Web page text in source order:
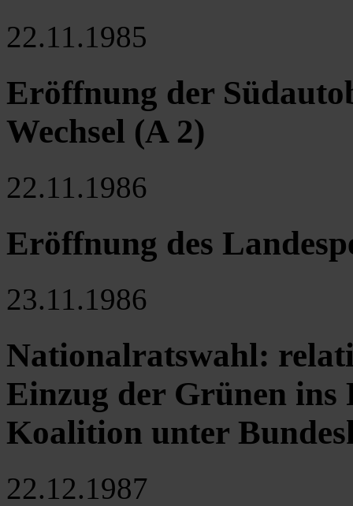
22.11.1985
Eröffnung der
Wechsel (A 2)
22.11.1986
Eröffnung des
23.11.1986
Nationalratswahl:
Einzug der Grünen ins
Koalition unter
22.12.1987